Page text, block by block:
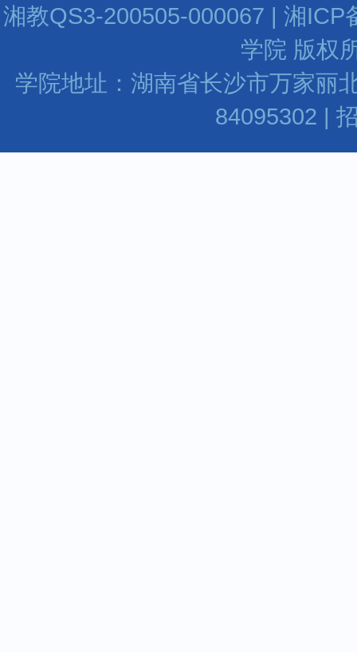
湘教QS3-200505-000067 | 湘
学院 版权
学院地址：湖南省长沙市万家丽
84095302 |